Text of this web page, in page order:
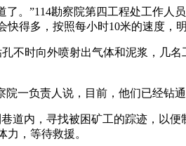
。”114勘察院第四工程处工作
得多，按照每小时10米的速度，
不时向外喷射出气体和泥浆，几
一负责人说，目前，他们已经钻
道内，寻找被困矿工的踪迹，以
，等待救援。